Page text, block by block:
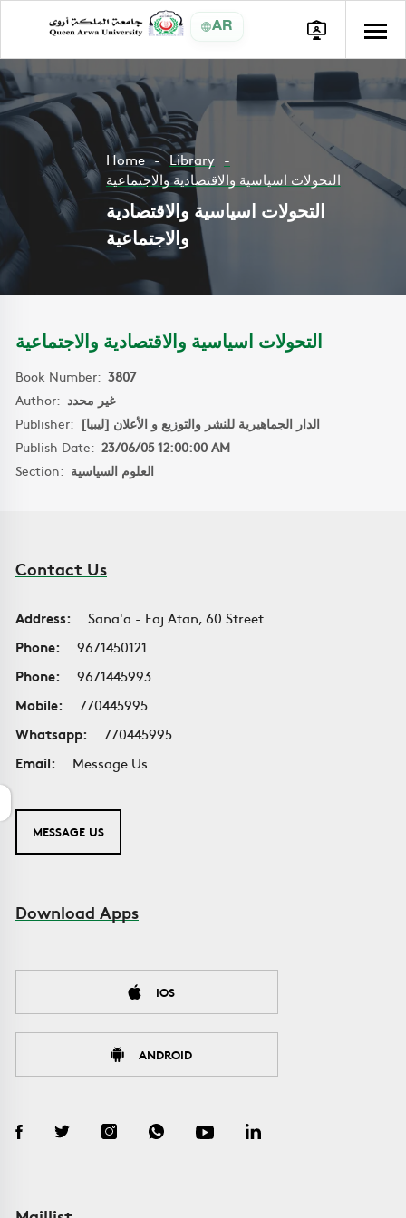
AR
Home
Library
التحولات اسياسية والاقتصادية والاجتماعية
التحولات اسياسية والاقتصادية
والاجتماعية
التحولات اسياسية والاقتصادية والاجتماعية
Book Number: 3807
Author: غير محدد
Publisher: الدار الجماهيرية للنشر والتوزيع و الأعلان [ليبيا]
Publish Date: 23/06/05 12:00:00 AM
Section: العلوم السياسية
Contact Us
Address:
Sana'a - Faj Atan, 60 Street
Phone:
9671450121
Phone:
9671445993
Mobile:
770445995
Whatsapp:
770445995
Email:
Message Us
MESSAGE US
Download Apps
IOS
ANDROID